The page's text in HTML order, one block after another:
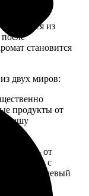
из
становится
двух миров:
продукты от
вашу
— от
стирки с
Тонкий нишевый